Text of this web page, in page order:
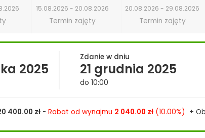
15.08.2026 - 20.08.2026
Termin zajęty
20.08.2026 - 29.08.2026
Termin zajęty
2025
Zdanie w dniu
21 grudnia 2025
do 10:00
400.00 zł - Rabat od wynajmu 2 040.00 zł (10.00%) +